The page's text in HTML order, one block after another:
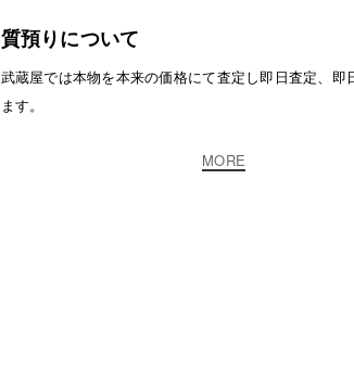
質預りについて
武蔵屋では本物を本来の価格にて査定し即日査定、即
ます。
MORE